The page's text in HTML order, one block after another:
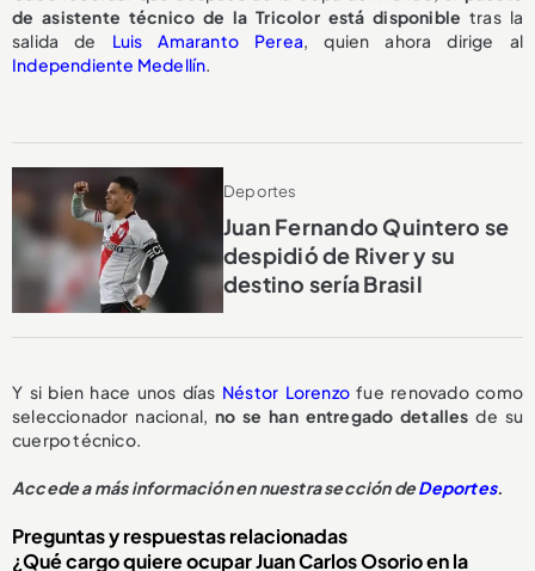
de asistente técnico de la Tricolorestá disponible tras la
salida de Luis Amaranto Perea, quien ahora dirige al
Independiente Medellín.
Deportes
Juan Fernando Quintero se
despidió de River y su
destino sería Brasil
Y si bien hace unos días Néstor Lorenzofue renovado como
seleccionador nacional, no se han entregado detalles de su
cuerpo técnico.
Accede a más información en nuestra sección deDeportes.
Preguntas y respuestas relacionadas
¿Qué cargo quiere ocupar Juan Carlos Osorio en la